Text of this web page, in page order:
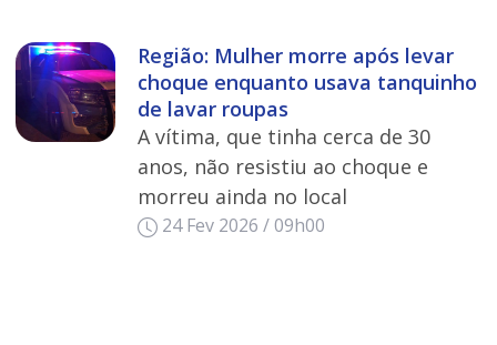
Região: Mulher morre após levar
choque enquanto usava tanquinho
de lavar roupas
A vítima, que tinha cerca de 30
anos, não resistiu ao choque e
morreu ainda no local
24 Fev 2026 / 09h00